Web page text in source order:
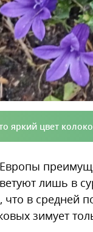
яркий цвет
лишь в
что в средней
зимует